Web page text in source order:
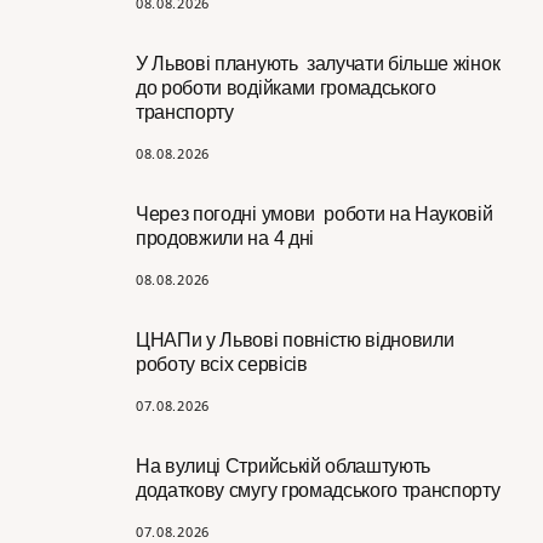
У Львові планують залучати більше жінок
до роботи водійками громадського
транспорту
08.08.2026
Через погодні умови роботи на Науковій
продовжили на 4 дні
08.08.2026
ЦНАПи у Львові повністю відновили
роботу всіх сервісів
07.08.2026
На вулиці Стрийській облаштують
додаткову смугу громадського транспорту
07.08.2026